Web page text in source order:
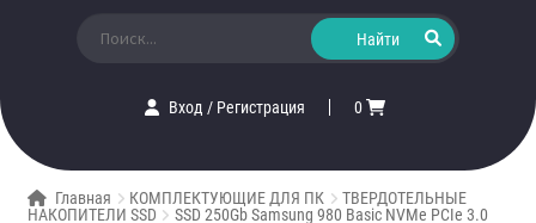
Вход/ Регистрация 0
Главная КОМПЛЕКТУЮЩИЕ ДЛЯ ПК
ТВЕРДОТЕЛЬНЫЕ
НАКОПИТЕЛИ SSD
SSD 250Gb Samsung 980 Basic NVMe PCIe 3.0